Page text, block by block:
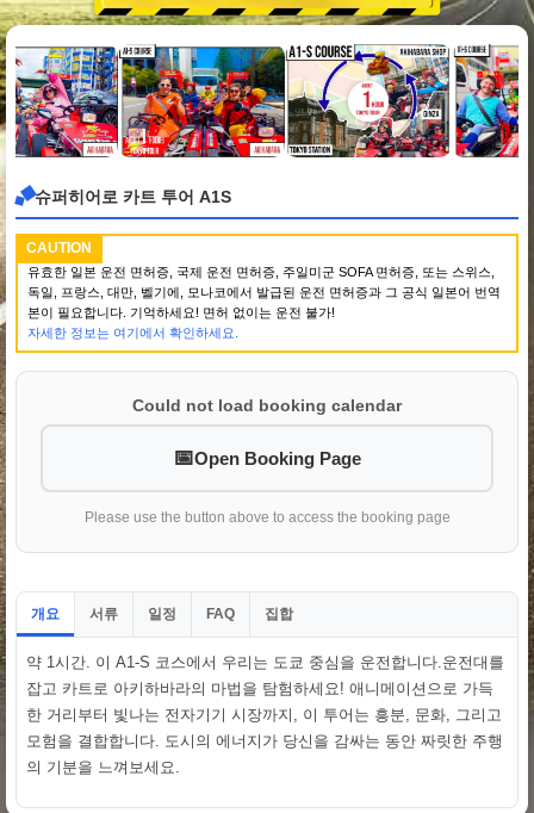
슈퍼히어로 카트 투어 A1S
CAUTION
유효한 일본 운전 면허증, 국제 운전 면허증, 주일미군 SOFA 면허증, 또는 스위스,
독일, 프랑스, 대만, 벨기에, 모나코에서 발급된 운전 면허증과 그 공식 일본어 번역
본이 필요합니다. 기억하세요! 면허 없이는 운전 불가!
자세한 정보는 여기에서 확인하세요.
Could not load booking calendar
Open Booking Page
Please use the button above to access the booking page
개요 서류 일정 FAQ 집합
약 1시간. 이 A1-S 코스에서 우리는 도쿄 중심을 운전합니다.운전대를
잡고 카트로 아키하바라의 마법을 탐험하세요! 애니메이션으로 가득
한 거리부터 빛나는 전자기기 시장까지, 이 투어는 흥분, 문화, 그리고
모험을 결합합니다. 도시의 에너지가 당신을 감싸는 동안 짜릿한 주행
의 기분을 느껴보세요.